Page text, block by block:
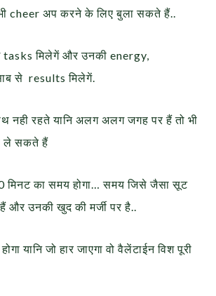
भी cheer अप करने के लिए बुला सकते हैं..
मिलेगें और उनकी energy,
से results मिलेगें.
नही रहते यानि अलग अलग जगह पर हैं तो भी
ले सकते हैं
मिनट का समय होगा… समय जिसे जैसा सूट
उनकी खुद की मर्जी पर है..
यानि जो हार जाएगा वो वैलेंटाईन विश पूरी